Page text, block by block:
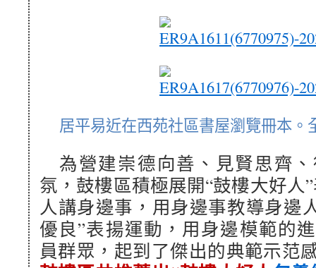
居平易近在西苑社區書屋瀏覽冊本。
為營建崇德向善、見賢思齊
氛，鼓樓區積極展開“鼓樓大好人
人講身邊事，用身邊事教導身邊
優良”表揚運動，用身邊模範的
員群眾，起到了傑出的典範示范